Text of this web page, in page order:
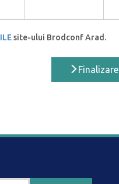
site-ului Brodconf Arad.
Finalizare